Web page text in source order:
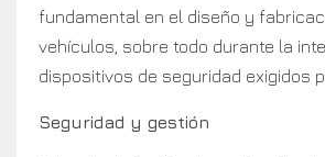
fundamental en el diseño y
vehículos, sobre todo durante la
dispositivos de seguridad exigidos
Seguridad y gestión